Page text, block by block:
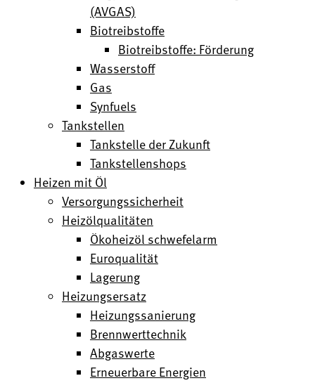
(AVGAS)
Biotreibstoffe
Biotreibstoffe: Förderung
Wasserstoff
Gas
Synfuels
Tankstellen
Tankstelle der Zukunft
Tankstellenshops
Heizen mit Öl
Versorgungssicherheit
Heizölqualitäten
Ökoheizöl schwefelarm
Euroqualität
Lagerung
Heizungsersatz
Heizungssanierung
Brennwerttechnik
Abgaswerte
Erneuerbare Energien